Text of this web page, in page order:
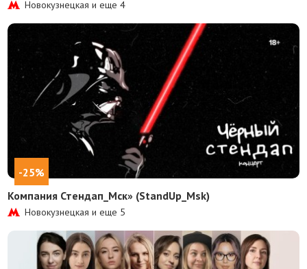
Новокузнецкая и еще4
-25%
Компания Стендап_Мск» (StandUp_Msk)
Новокузнецкая и еще 5